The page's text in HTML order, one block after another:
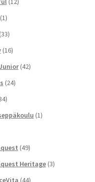
(1)
(33)
(16)
(42)
(24)
(1)
(49)
Heritage (3)
(44)